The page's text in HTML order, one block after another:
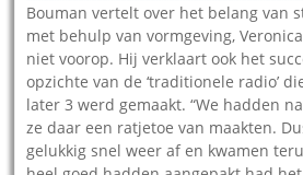
Bouman vertelt over het belang van
met behulp van vormgeving,
niet voorop. Hij verklaart ook het
opzichte van de ‘traditionele radio’
later 3 werd gemaakt. “We hadden
ze daar een ratjetoe van maakten.
gelukkig snel weer af en kwamen